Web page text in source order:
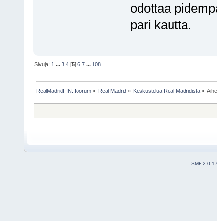
odottaa
pari kautta.
Sivuja: 1 ...3 4 [5]6 7 ... 108
RealMadridFIN::foorum » Real Madrid» Keskustelua Real Madridista»
SMF 2.0.17